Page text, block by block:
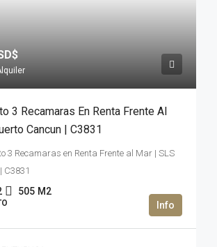
3 Recamaras En Renta Frente Al
Cancun | C3831
3 Recamaras en Renta Frente al Mar | SLS
C3831
505 M2